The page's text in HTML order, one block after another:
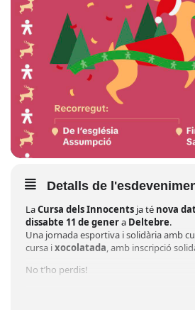
Detalls de
LaCursa dels Innocents ja té nova
dissabte 11 de genera Deltebre.
Una jornada esportiva i solidària amb
cursa ixocolatada, amb inscripció
No t’ho perdis!